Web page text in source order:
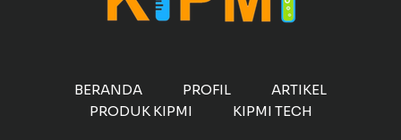
BERANDA PROFIL
ARTIKEL
PRODUK KIPMI
KIPMI TECH